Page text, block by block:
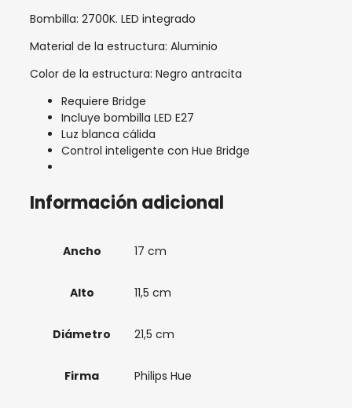
Bombilla: 2700K. LED integrado
Material de la estructura: Aluminio
Color de la estructura: Negro antracita
Requiere Bridge
Incluye bombilla LED E27
Luz blanca cálida
Control inteligente con Hue Bridge
Información adicional
Ancho 17 cm
Alto 11,5 cm
Diámetro 21,5 cm
Firma Philips Hue